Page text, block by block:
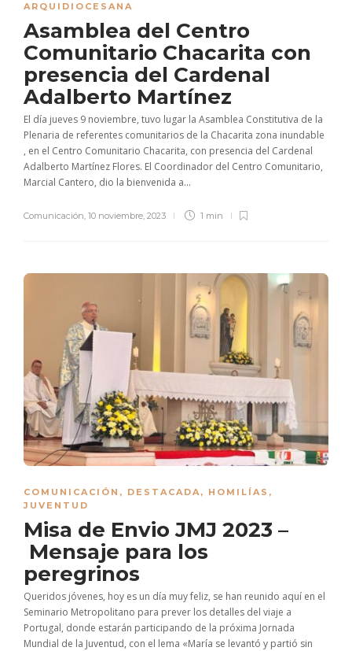
ARQUIDIOCESANA
Asamblea del Centro
Comunitario Chacarita con
presencia del Cardenal
Adalberto Martínez
El día jueves 9 noviembre, tuvo lugar la Asamblea Constitutiva de la
Plenaria de referentes comunitarios de la Chacarita zona inundable
, en el Centro Comunitario Chacarita, con presencia del Cardenal
Adalberto Martínez Flores. El Coordinador del Centro Comunitario,
Marcial Cantero, dio la bienvenida a...
Comunicación, 10 noviembre, 2023 1 min
COMUNICACIÓN , DESTACADA, HOMILÍAS ,
JUVENTUD
Misa de Envio JMJ 2023 –
Mensaje para los
peregrinos
Queridos jóvenes, hoy es un día muy feliz, se han reunido aquí en el
Seminario Metropolitano para prever los detalles del viaje a
Portugal, donde estarán participando de la próxima Jornada
Mundial de la Juventud, con el lema «María se levantó y partió sin